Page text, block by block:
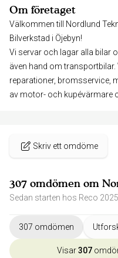
Om företaget
Välkommen till Nordlund
Bilverkstad i Öjebyn!
Vi servar och lagar alla bilar
även hand om transportbilar.
reparationer, bromsservice,
av motor- och kupévärmare
Skriv ett omdöme
307 omdömen om
Sedan starten hos Reco 2025
307 omdömen
Visar307